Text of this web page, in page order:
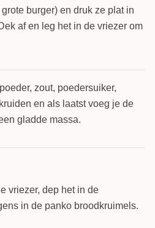
burger) en druk ze plat in
af en leg het in de vriezer om
zout, poedersuiker,
en als laatst voeg je de
gladde massa.
vriezer, dep het in de
in de panko broodkruimels.